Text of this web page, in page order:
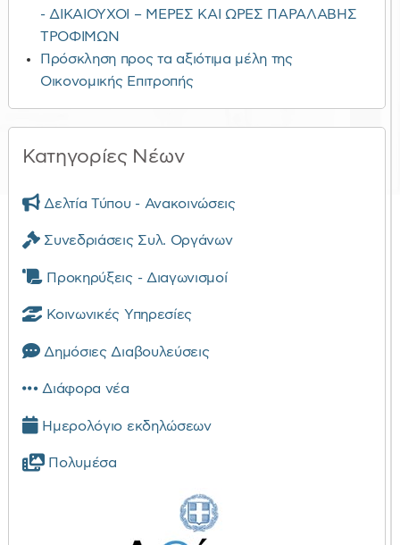
- ΔΙΚΑΙΟΥΧΟΙ – ΜΕΡΕΣ ΚΑΙ ΩΡΕΣ ΠΑΡΑΛΑΒΗΣ
ΤΡΟΦΙΜΩΝ
Πρόσκληση προς τα αξιότιμα μέλη της
Οικονομικής Επιτροπής
Κατηγορίες Νέων
Δελτία Τύπου - Ανακοινώσεις
Συνεδριάσεις Συλ. Οργάνων
Προκηρύξεις - Διαγωνισμοί
Κοινωνικές Υπηρεσίες
Δημόσιες Διαβουλεύσεις
Διάφορα νέα
Ημερολόγιο εκδηλώσεων
Πολυμέσα